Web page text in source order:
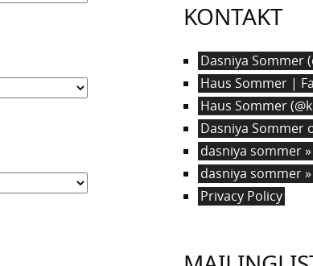
KONTAKT
Dasniya Sommer
Haus Sommer |
Haus Sommer
Dasniya Sommer
dasniya sommer »
dasniya sommer
Privacy Policy